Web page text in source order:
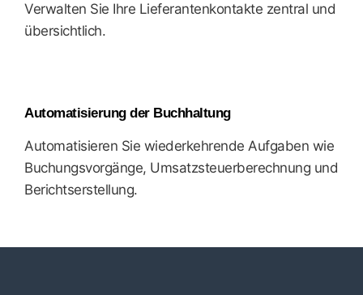
Verwalten Sie Ihre Lieferantenkontakte zentral und
übersichtlich.
Automatisierung der Buchhaltung
Automatisieren Sie wiederkehrende Aufgaben wie
Buchungsvorgänge, Umsatzsteuerberechnung und
Berichtserstellung.